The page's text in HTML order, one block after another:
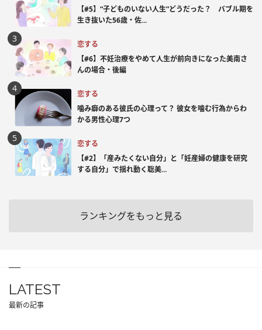
【#5】“子どものいない人生”どうだった？ バブル期を
生き抜いた56歳・佐...
恋する
【#6】不妊治療をやめて人生が前向きになった美南さ
んの場合・後編
恋する
噛み癖のある彼氏の心理って？ 彼女を噛む行為からわ
かる男性心理7つ
恋する
【#2】「産みたくない自分」と「妊産婦の健康を研究
する自分」で揺れ動く聡美...
ランキングをもっと見る
LATEST
最新の記事